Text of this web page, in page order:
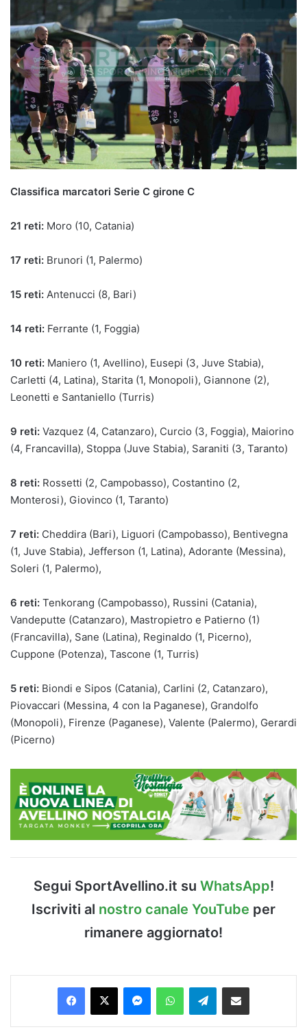
Classifica marcatori Serie C girone C
21 reti: Moro (10, Catania)
17 reti: Brunori (1, Palermo)
15 reti: Antenucci (8, Bari)
14 reti: Ferrante (1, Foggia)
10 reti: Maniero (1, Avellino), Eusepi (3, Juve Stabia),
Carletti (4, Latina), Starita (1, Monopoli), Giannone (2),
Leonetti e Santaniello (Turris)
9 reti: Vazquez (4, Catanzaro), Curcio (3, Foggia), Maiorino
(4, Francavilla), Stoppa (Juve Stabia), Saraniti (3, Taranto)
8 reti: Rossetti (2, Campobasso), Costantino (2,
Monterosi), Giovinco (1, Taranto)
7 reti: Cheddira (Bari), Liguori (Campobasso), Bentivegna
(1, Juve Stabia), Jefferson (1, Latina), Adorante (Messina),
Soleri (1, Palermo),
6 reti: Tenkorang (Campobasso), Russini (Catania),
Vandeputte (Catanzaro), Mastropietro e Patierno (1)
(Francavilla), Sane (Latina), Reginaldo (1, Picerno),
Cuppone (Potenza), Tascone (1, Turris)
5 reti: Biondi e Sipos (Catania), Carlini (2, Catanzaro),
Piovaccari (Messina, 4 con la Paganese), Grandolfo
(Monopoli), Firenze (Paganese), Valente (Palermo), Gerardi
(Picerno)
Segui SportAvellino.it su WhatsApp!
Iscriviti al nostro canale YouTube per
rimanere aggiornato!
Facebook
X MessengerWhatsAppTelegramCondividi via Email